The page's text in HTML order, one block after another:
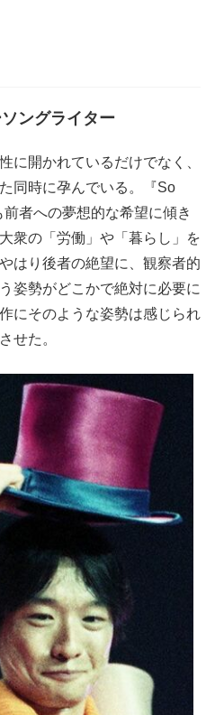
ングライター
開かれているだけでなく、
同時に孕んでいる。『So
者への夢想的な希望に傾き
衆の「労働」や「暮らし」を
はり後者の絶望に、観察者的
姿勢がどこかで絶対に必要に
にそのような姿勢は感じられ
せた。